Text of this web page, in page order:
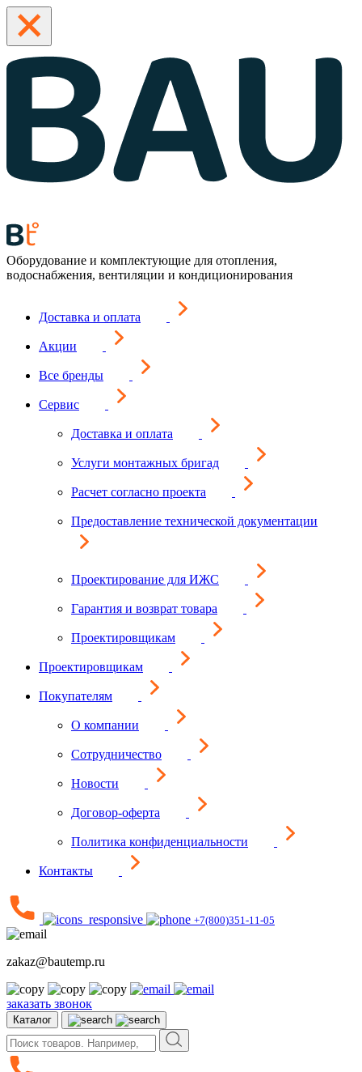
Оборудование и комплектующие для отопления,
водоснабжения, вентиляции и кондиционирования
Доставка и оплата
Акции
Все бренды
Сервис
Доставка и оплата
Услуги монтажных бригад
Расчет согласно проекта
Предоставление технической документации
Проектирование для ИЖС
Гарантия и возврат товара
Проектировщикам
Проектировщикам
Покупателям
О компании
Сотрудничество
Новости
Договор-оферта
Политика конфиденциальности
Контакты
+7(800)351-11-05
zakaz@bautemp.ru
заказать звонок
Каталог